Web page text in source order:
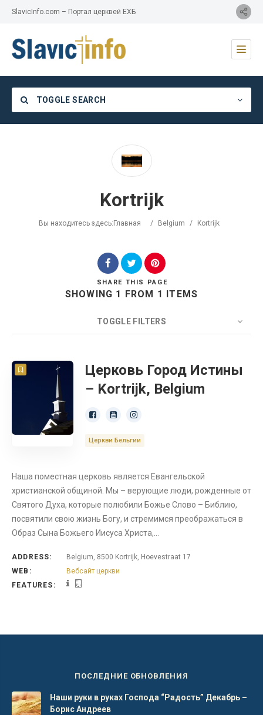
SlavicInfo.com – Портал церквей ЕХБ
TOGGLE SEARCH
Search
Kortrijk
Вы находитесь здесь: Главная / Belgium / Kortrijk
SHARE THIS PAGE
SHOWING 1 FROM 1 ITEMS
TOGGLE FILTERS
COUNT 20
Бельгия
Церковь
Церковь Город Истины
– Kortrijk, Belgium
Церкви Бельгии
Наша поместная церковь является Евангельской
христианской общиной. Мы – верующие люди, рожденные от
Святого Духа, которые полюбили Божье Слово – Библию,
посвятили свою жизнь Богу, и стремимся преображаться в
Образ Сына Божьего Иисуса Христа,…
ADDRESS:
Belgium, 8500 Kortrijk, Hoevestraat 17
WEB:
Вебсайт церкви
FEATURES:
ПОСЛЕДНИЕ ОБНОВЛЕНИЯ
Наши руки в руках Господа “Радость” Декабрь –
Борис Андреев